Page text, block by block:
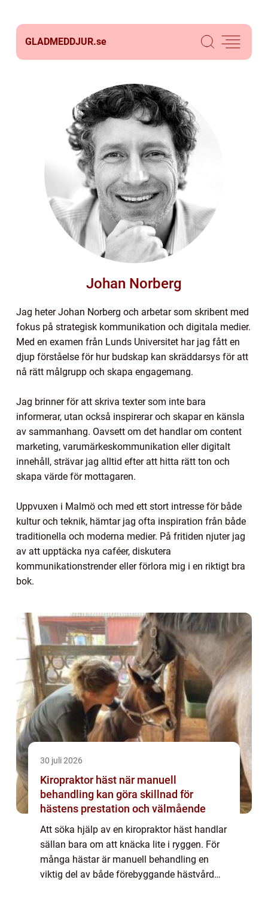
GLADMEDDJUR.se
Johan Norberg
Jag heter Johan Norberg och arbetar som skribent med
fokus på strategisk kommunikation och digitala medier.
Med en examen från Lunds Universitet har jag fått en
djup förståelse för hur budskap kan skräddarsys för att
nå rätt målgrupp och skapa engagemang.
Jag brinner för att skriva texter som inte bara
informerar, utan också inspirerar och skapar en känsla
av sammanhang. Oavsett om det handlar om content
marketing, varumärkeskommunikation eller digitalt
innehåll, strävar jag alltid efter att hitta rätt ton och
skapa värde för mottagaren.
Uppvuxen i Malmö och med ett stort intresse för både
kultur och teknik, hämtar jag ofta inspiration från både
traditionella och moderna medier. På fritiden njuter jag
av att upptäcka nya caféer, diskutera
kommunikationstrender eller förlora mig i en riktigt bra
bok.
30 juli 2026
Kiropraktor häst när manuell
behandling kan göra skillnad för
hästens prestation och välmående
Att söka hjälp av en kiropraktor häst handlar
sällan bara om att knäcka lite i ryggen. För
många hästar är manuell behandling en
viktig del av både förebyggande hästvård